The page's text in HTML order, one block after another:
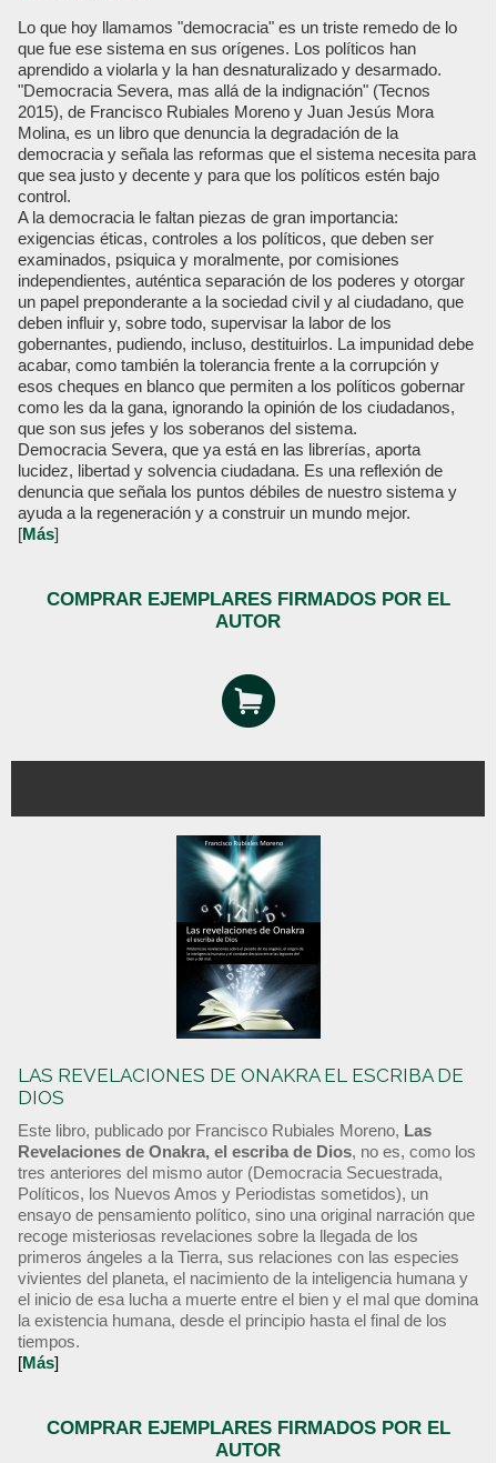
Lo que hoy llamamos "democracia" es un triste remedo de lo
que fue ese sistema en sus orígenes. Los políticos han
aprendido a violarla y la han desnaturalizado y desarmado.
"Democracia Severa, mas allá de la indignación" (Tecnos
2015), de Francisco Rubiales Moreno y Juan Jesús Mora
Molina, es un libro que denuncia la degradación de la
democracia y señala las reformas que el sistema necesita para
que sea justo y decente y para que los políticos estén bajo
control.
A la democracia le faltan piezas de gran importancia:
exigencias éticas, controles a los políticos, que deben ser
examinados, psiquica y moralmente, por comisiones
independientes, auténtica separación de los poderes y otorgar
un papel preponderante a la sociedad civil y al ciudadano, que
deben influir y, sobre todo, supervisar la labor de los
gobernantes, pudiendo, incluso, destituirlos. La impunidad debe
acabar, como también la tolerancia frente a la corrupción y
esos cheques en blanco que permiten a los políticos gobernar
como les da la gana, ignorando la opinión de los ciudadanos,
que son sus jefes y los soberanos del sistema.
Democracia Severa, que ya está en las librerías, aporta
lucidez, libertad y solvencia ciudadana. Es una reflexión de
denuncia que señala los puntos débiles de nuestro sistema y
ayuda a la regeneración y a construir un mundo mejor.
[Más]
COMPRAR EJEMPLARES FIRMADOS POR EL
AUTOR
LAS REVELACIONES DE ONAKRA EL ESCRIBA DE
DIOS
Este libro, publicado por Francisco Rubiales Moreno, Las
Revelaciones de Onakra, el escriba de Dios, no es, como los
tres anteriores del mismo autor (Democracia Secuestrada,
Políticos, los Nuevos Amos y Periodistas sometidos), un
ensayo de pensamiento político, sino una original narración que
recoge misteriosas revelaciones sobre la llegada de los
primeros ángeles a la Tierra, sus relaciones con las especies
vivientes del planeta, el nacimiento de la inteligencia humana y
el inicio de esa lucha a muerte entre el bien y el mal que domina
la existencia humana, desde el principio hasta el final de los
tiempos.
[Más]
COMPRAR EJEMPLARES FIRMADOS POR EL
AUTOR